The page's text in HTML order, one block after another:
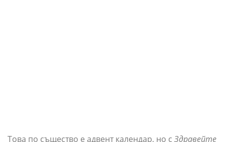
Това по същество е адвент календар, но с Здравейте